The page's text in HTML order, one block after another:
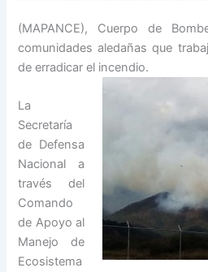
(MAPANCE), Cuerpo de
comunidades aledañas que
de erradicar el incendio.
La
Secretaría
de Defensa
Nacional a
través del
Comando
de Apoyo al
Manejo de
Ecosistema